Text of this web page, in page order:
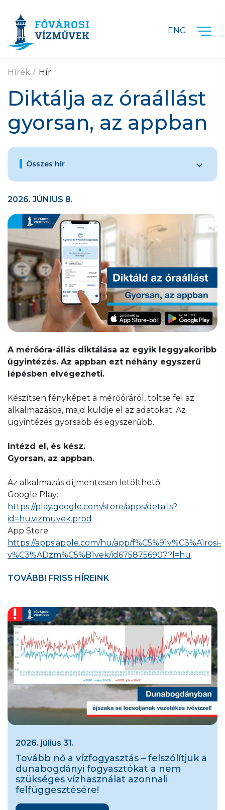
ENG
Hírek Hír
Diktálja az óraállást
gyorsan, az appban
Összes hír
2026. JÚNIUS 8.
A mérőóra-állás diktálása az egyik leggyakoribb
ügyintézés. Az appban ezt néhány egyszerű
lépésben elvégezheti.
Készítsen fényképet a mérőóráról, töltse fel az
alkalmazásba, majd küldje el az adatokat. Az
ügyintézés gyorsabb és egyszerűbb.
Intézd el, és kész.
Gyorsan, az appban.
Az alkalmazás díjmentesen letölthető:
Google Play:
https://play.google.com/store/apps/details?
id=hu.vizmuvek.prod
App Store:
https://apps.apple.com/hu/app/f%C5%91v%C3%A1rosi-
v%C3%ADzm%C5%B1vek/id6758756907?l=hu
TOVÁBBI FRISS HÍREINK
2026. július 31.
Tovább nő a vízfogyasztás – felszólítjuk a
dunabogdányi fogyasztókat a nem
szükséges vízhasználat azonnali
felfüggesztésére!